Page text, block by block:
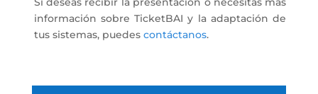
información sobre TicketBAI y la adaptación de
tus sistemas, puedes contáctanos.